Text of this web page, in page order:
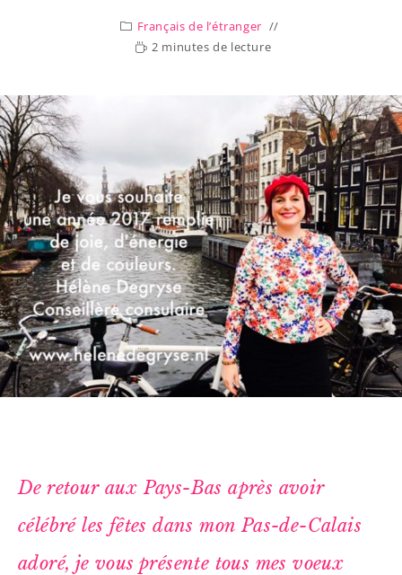
Français de l’étranger
2 minutes de lecture
De retour aux Pays-Bas après avoir
célébré les fêtes dans mon Pas-de-Calais
adoré, je vous présente tous mes voeux